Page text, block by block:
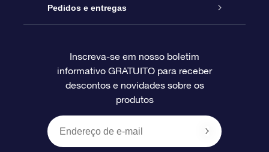
Blog
Avaliações
Pacote de presente da OSR
O cartão de presente da OSR
Presentes corporativos
Star Register
Página estelar personalizada
Um Milhão de Estrelas
OSR Starsaver
Pedidos e entregas
Informações de pagamento
Política de devolução
Inscreva-se em nosso boletim
informativo GRATUITO para receber
descontos e novidades sobre os
produtos